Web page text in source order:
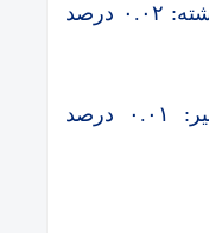
تغییرات قیمتی ۲۴ ساعت گذشته: ۰.۰۲ درصد
تغییرات قیمتی یک هفته اخیر: ۰.۰۱ درصد